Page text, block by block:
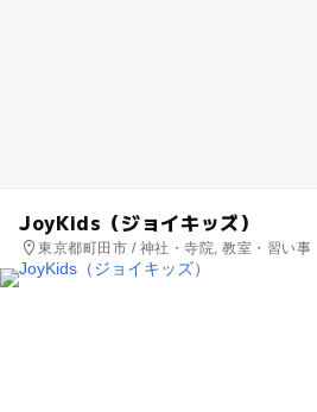
JoyKids（ジョイキッズ）
東京都町田市 / 神社・寺院, 教室・習い事